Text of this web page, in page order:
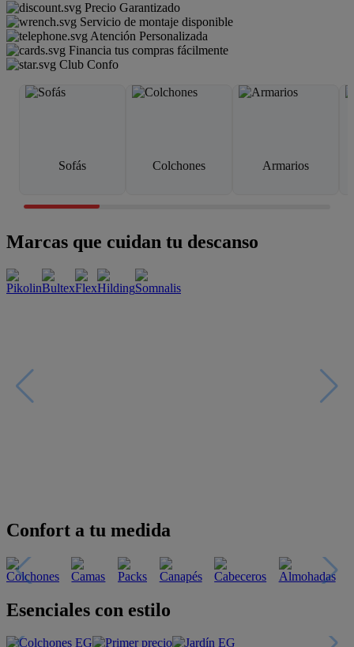
Precio Garantizado
Servicio de montaje disponible
Atención Personalizada
Financia tus compras fácilmente
Club Confo
Sofás Colchones Armarios
Marcas que cuidan tu descanso
Esenciales con estilo